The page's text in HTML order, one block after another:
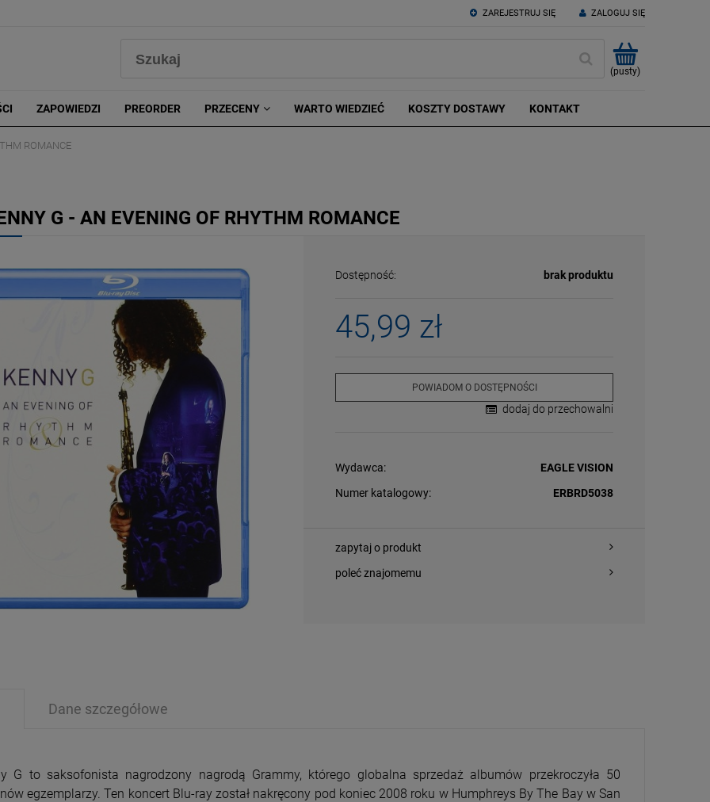
ZAREJESTRUJ SIĘ ZALOGUJ SIĘ
(pusty)
ZAPOWIEDZI PREORDER PRZECENY WARTO WIEDZIEĆ KOSZTY DOSTAWY KONTAKT
ROMANCE
G - AN EVENING OF RHYTHM ROMANCE
Dostępność: brak produktu
45,99 zł
POWIADOM O DOSTĘPNOŚCI
dodaj do przechowalni
Wydawca:
EAGLE VISION
Numer katalogowy:
ERBRD5038
zapytaj o produkt
poleć znajomemu
Dane szczegółowe
G to saksofonista nagrodzony nagrodą Grammy, którego globalna sprzedaż albumów przekroczyła 50
egzemplarzy. Ten koncert Blu-ray został nakręcony pod koniec 2008 roku w Humphreys By The Bay w San